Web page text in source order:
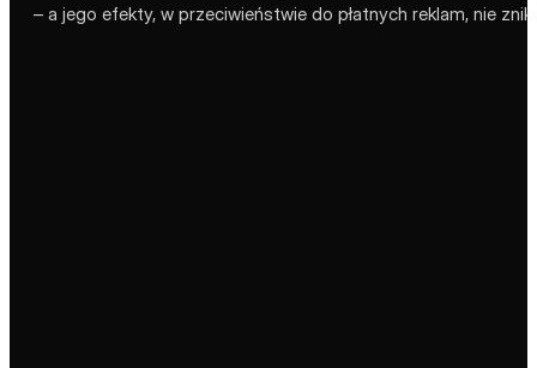
– a jego efekty, w przeciwieństwie do płatnych reklam, nie